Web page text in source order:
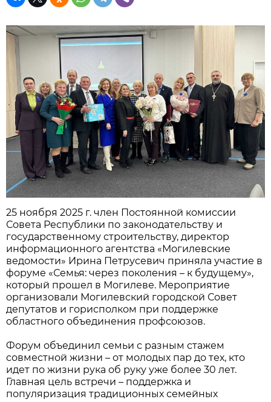
25 ноября 2025 г. член Постоянной комиссии
Совета Республики по законодательству и
государственному строительству, директор
информационного агентства «Могилевские
ведомости» Ирина Петрусевич приняла участие в
форуме «Семья: через поколения – к будущему»,
который прошел в Могилеве. Мероприятие
организовали Могилевский городской Совет
депутатов и горисполком при поддержке
областного объединения профсоюзов.
Форум объединил семьи с разным стажем
совместной жизни – от молодых пар до тех, кто
идет по жизни рука об руку уже более 30 лет.
Главная цель встречи – поддержка и
популяризация традиционных семейных